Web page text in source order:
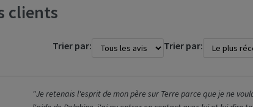
clients
Trier par: Trier par:
"Je retenais l'esprit de mon père sur Terre parce que je ne